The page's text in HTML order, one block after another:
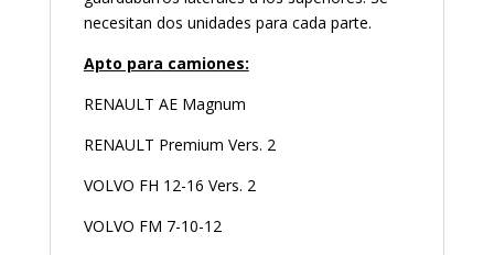
necesitan dos unidades para cada parte.
Apto para camiones:
RENAULT AE Magnum
RENAULT Premium Vers. 2
VOLVO FH 12-16 Vers. 2
VOLVO FM 7-10-12